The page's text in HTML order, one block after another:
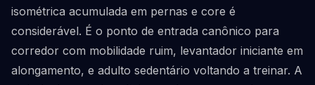
isométrica acumulada em pernas e core é
considerável. É o ponto de entrada canônico para
corredor com mobilidade ruim, levantador iniciante em
alongamento, e adulto sedentário voltando a treinar. A